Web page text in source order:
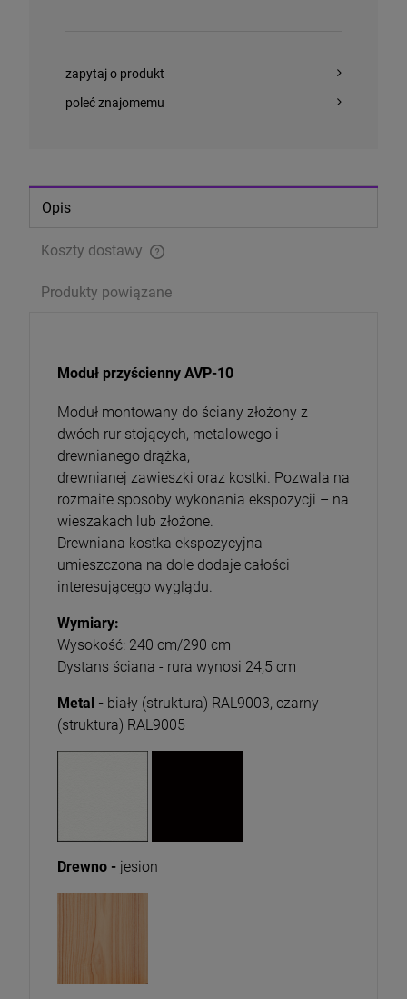
zapytaj o produkt
poleć znajomemu
Opis
Koszty dostawy
Produkty powiązane
Moduł przyścienny AVP-10
Moduł montowany do ściany złożony z
dwóch rur stojących, metalowego i
drewnianego drążka,
drewnianej zawieszki oraz kostki. Pozwala na
rozmaite sposoby wykonania ekspozycji – na
wieszakach lub złożone.
Drewniana kostka ekspozycyjna
umieszczona na dole dodaje całości
interesującego wyglądu.
Wymiary:
Wysokość: 240 cm/290 cm
Dystans ściana - rura wynosi 24,5 cm
Metal - biały (struktura) RAL9003, czarny
(struktura) RAL9005
Drewno - jesion